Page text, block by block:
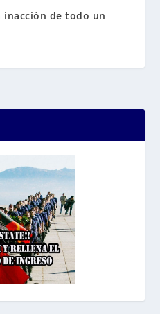
inacción de todo un